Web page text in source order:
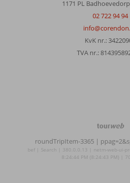
1171 PL
02 722 94 94
KvK nr.:
TVA nr.:
roundTripItem-3365 |
bef | Search | 380.0.0.13 | netm-web-ui-
8:24:44 PM (8:24:43 PM) |